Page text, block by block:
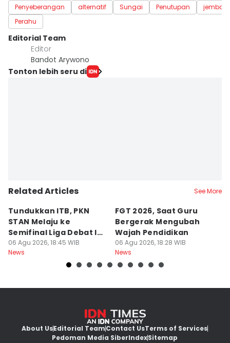
Penyeberangan alternatif Sungai Penutupan
Perahu
Editorial Team
Editor
Bandot Arywono
Tonton lebih seru di
Related Articles See More
Tundukkan ITB, PKN
STAN Melaju ke
Semifinal Liga Debat IDN
Times 2026
06 Agu 2026, 18:45 WIB
News
FGT 2026, Saat Guru
Bergerak Mengubah
Wajah Pendidikan
06 Agu 2026, 18:28 WIB
News
About UsEditorial TeamContact UsTerms of Services
Pedoman Media SiberIndexSitemap